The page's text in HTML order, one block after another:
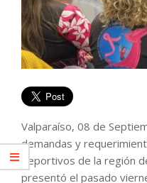
Valparaíso, 08 de
demandas y
deportivos de la región
presentó el pasado